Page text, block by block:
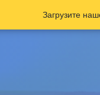
Загрузите